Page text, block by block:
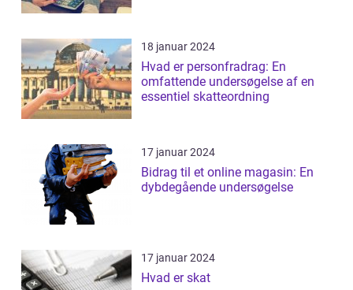
18 januar 2024
Hvad er personfradrag: En
omfattende undersøgelse af en
essentiel skatteordning
17 januar 2024
Bidrag til et online magasin: En
dybdegående undersøgelse
17 januar 2024
Hvad er skat